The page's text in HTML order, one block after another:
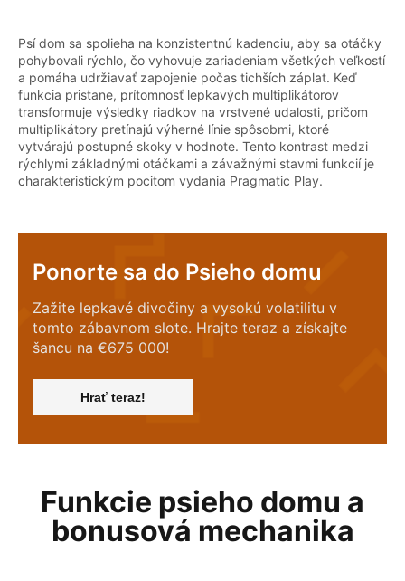
Psí dom sa spolieha na konzistentnú kadenciu, aby sa otáčky
pohybovali rýchlo, čo vyhovuje zariadeniam všetkých veľkostí
a pomáha udržiavať zapojenie počas tichších záplat. Keď
funkcia pristane, prítomnosť lepkavých multiplikátorov
transformuje výsledky riadkov na vrstvené udalosti, pričom
multiplikátory pretínajú výherné línie spôsobmi, ktoré
vytvárajú postupné skoky v hodnote. Tento kontrast medzi
rýchlymi základnými otáčkami a závažnými stavmi funkcií je
charakteristickým pocitom vydania Pragmatic Play.
Ponorte sa do Psieho domu
Zažite lepkavé divočiny a vysokú volatilitu v
tomto zábavnom slote. Hrajte teraz a získajte
šancu na €675 000!
Hrať teraz!
Funkcie psieho domu a
bonusová mechanika